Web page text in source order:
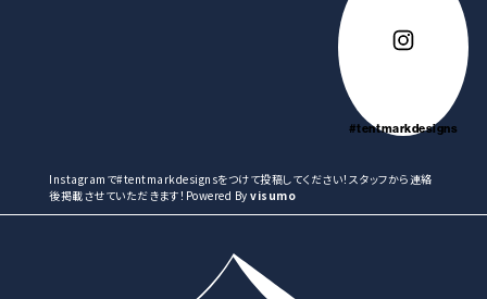
#tentmarkdesigns
Instagramで#tentmarkdesignsをつけて投稿してください！スタッフから連絡
後掲載させていただきます！Powered By visumo